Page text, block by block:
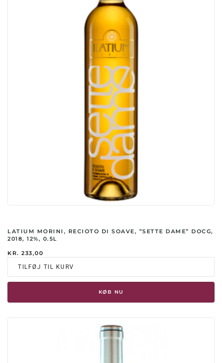
LATIUM MORINI, RECIOTO DI SOAVE, ”SETTE DAME” DOCG,
2018, 12%, 0.5L
KR. 233,00
TILFØJ TIL KURV
KØB NU